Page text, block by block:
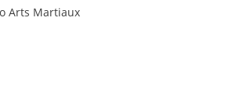
Arts Martiaux